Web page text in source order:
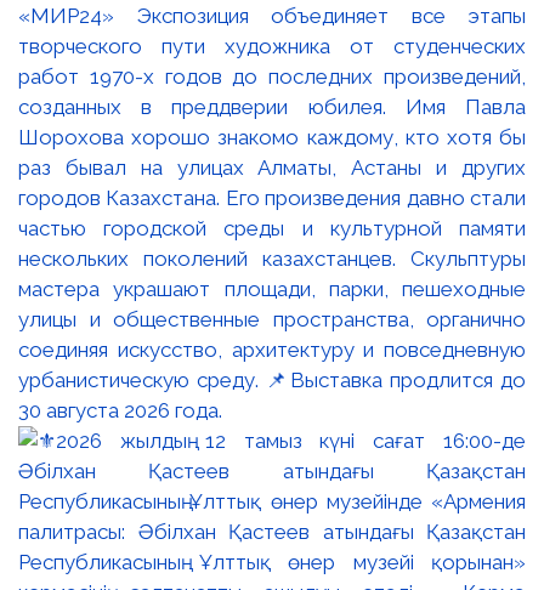
«МИР24» Экспозиция объединяет все этапы
творческого пути художника от студенческих
работ 1970-х годов до последних произведений,
созданных в преддверии юбилея. Имя Павла
Шорохова хорошо знакомо каждому, кто хотя бы
раз бывал на улицах Алматы, Астаны и других
городов Казахстана. Его произведения давно стали
частью городской среды и культурной памяти
нескольких поколений казахстанцев. Скульптуры
мастера украшают площади, парки, пешеходные
улицы и общественные пространства, органично
соединяя искусство, архитектуру и повседневную
урбанистическую среду. 📌Выставка продлится до
30 августа 2026 года.